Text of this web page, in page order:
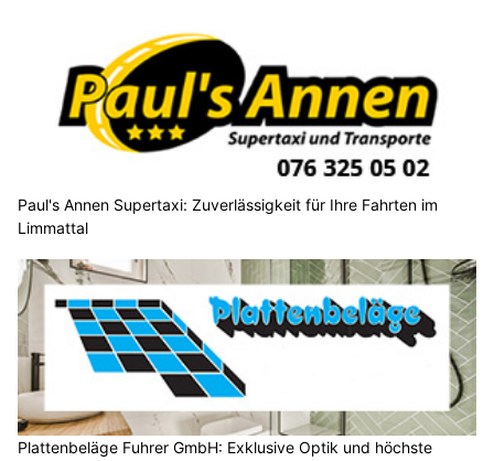
Paul's Annen Supertaxi: Zuverlässigkeit für Ihre Fahrten im
Limmattal
Plattenbeläge Fuhrer GmbH: Exklusive Optik und höchste